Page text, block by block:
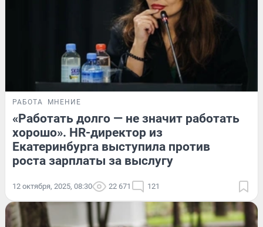
РАБОТА МНЕНИЕ
«Работать долго — не значит работать
хорошо». HR-директор из
Екатеринбурга выступила против
роста зарплаты за выслугу
12 октября, 2025, 08:30 22 671 121